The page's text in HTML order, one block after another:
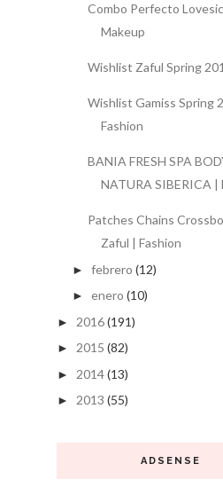
Combo Perfecto
Makeup
Wishlist Zaful Spring
Wishlist Gamiss Spring
Fashion
BANIA FRESH SPA
NATURA SIBERICA |
Patches Chains
Zaful | Fashion
► febrero (12)
► enero (10)
► 2016(191)
► 2015 (82)
► 2014(13)
► 2013 (55)
ADSENSE